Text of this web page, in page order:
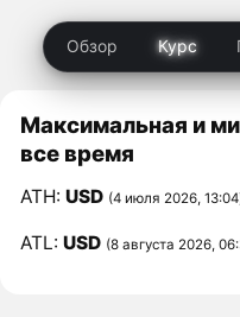
Обзор Курс
Максимальная и
все время
ATH:USD (4 июля 2026,
ATL:USD (8 августа 2026,